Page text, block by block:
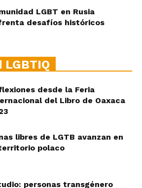
LGBT en Rusia
desafíos históricos
LGBTIQ
desde la Feria
del Libro de Oaxaca
libres de LGTB avanzan en
polaco
personas transgénero